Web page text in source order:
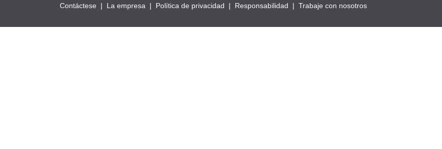
Contáctese | La empresa | Política de privacidad | Responsabilidad | Trabaje con nosotros